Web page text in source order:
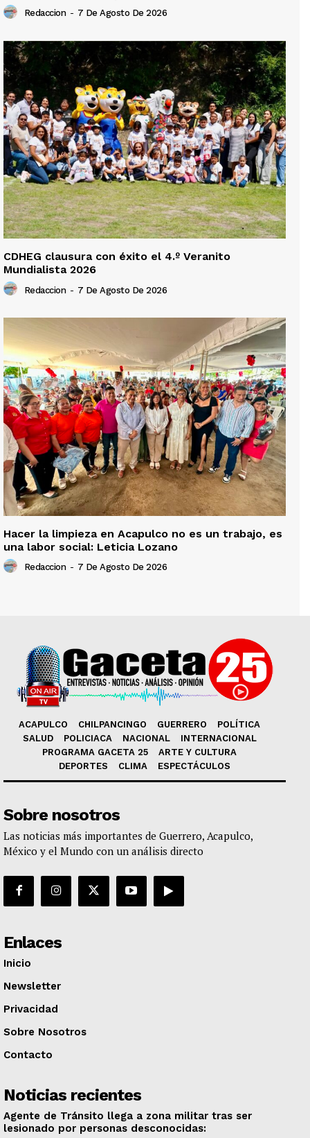
Redaccion - 7 De Agosto De 2026
CDHEG clausura con éxito el 4.º Veranito
Mundialista 2026
Redaccion - 7 De Agosto De 2026
Hacer la limpieza en Acapulco no es un trabajo, es
una labor social: Leticia Lozano
Redaccion - 7 De Agosto De 2026
ACAPULCO CHILPANCINGO GUERRERO
POLÍTICA
SALUD
POLICIACA NACIONAL
INTERNACIONAL
PROGRAMA GACETA 25
ARTE Y CULTURA
DEPORTES
CLIMA ESPECTÁCULOS
Sobre nosotros
Las noticias más importantes de Guerrero, Acapulco,
México y el Mundo con un análisis directo
Enlaces
Inicio
Newsletter
Privacidad
Sobre Nosotros
Contacto
Noticias recientes
Agente de Tránsito llega a zona militar tras ser
lesionado por personas desconocidas: